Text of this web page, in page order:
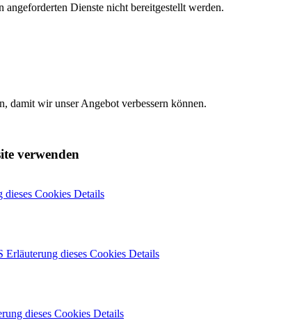
Dienste nicht bereitgestellt werden.
damit wir unser Angebot verbessern können.
verwenden
dieses Cookies Details
Erläuterung dieses Cookies Details
dieses Cookies Details